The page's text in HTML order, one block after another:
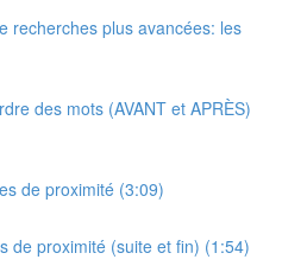
recherches plus avancées: les
des mots (AVANT et APRÈS)
de proximité (3:09)
de proximité (suite et fin) (1:54)